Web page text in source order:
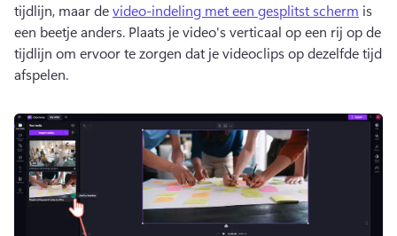
tijdlijn, maar de video-indeling met een gesplitst scherm is
een beetje anders. Plaats je video's verticaal op een rij op de
tijdlijn om ervoor te zorgen dat je videoclips op dezelfde tijd
afspelen.